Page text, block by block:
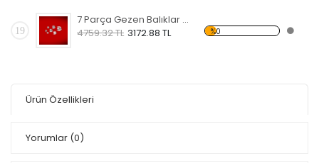
19
7 Parça Gezen Balıklar Dekoratif Kırılmaz Ayna
4759.32 TL 3172.88 TL %0
Ürün Özellikleri
Yorumlar (0)